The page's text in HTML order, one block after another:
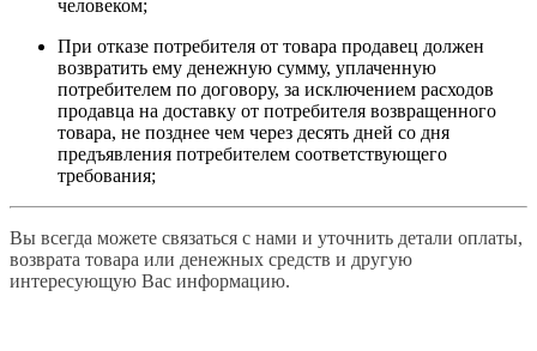
человеком;
При отказе потребителя от товара продавец должен
возвратить ему денежную сумму, уплаченную
потребителем по договору, за исключением расходов
продавца на доставку от потребителя возвращенного
товара, не позднее чем через десять дней со дня
предъявления потребителем соответствующего
требования;
Вы всегда можете связаться с нами и уточнить детали оплаты,
возврата товара или денежных средств и другую
интересующую Вас информацию.